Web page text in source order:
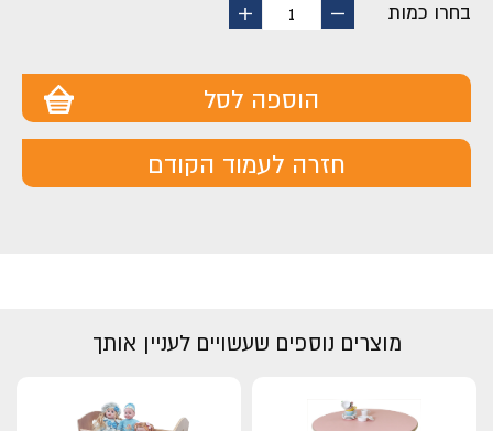
בחרו כמות
החסר
1
הוסף
הוספה לסל
חזרה לעמוד הקודם
מוצרים נוספים שעשויים לעניין אותך